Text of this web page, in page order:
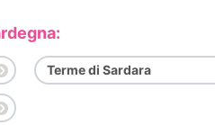
Terme di Sardara